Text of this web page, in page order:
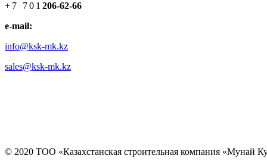
+7 701 206-62-66
e-mail:
info@ksk-mk.kz
sales@ksk-mk.kz
© 2020 ТОО «Казахстанская строительная компания «Мунай